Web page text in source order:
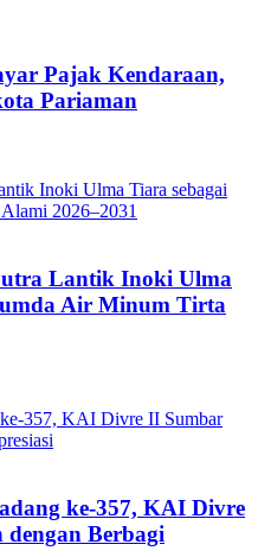
Pajak Kendaraan,
Pariaman
Lantik Inoki Ulma
Air Minum Tirta
ke-357, KAI Divre
dengan Berbagi